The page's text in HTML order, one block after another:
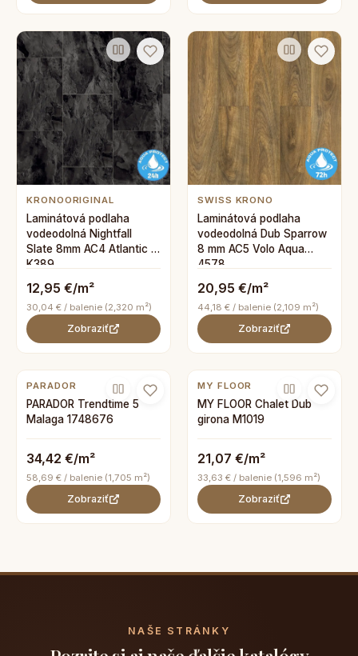
KRONOORIGINAL
Laminátová podlaha
vodeodolná Nightfall
Slate 8mm AC4 Atlantic 8
K389
12,95 €/m²
30,04 € / balenie (2,320 m²)
Zobraziť
SWISS KRONO
Laminátová podlaha
vodeodolná Dub Sparrow
8 mm AC5 Volo Aqua
4578
20,95 €/m²
44,18 € / balenie (2,109 m²)
Zobraziť
PARADOR
PARADOR Trendtime 5
Malaga 1748676
34,42 €/m²
58,69 € / balenie (1,705 m²)
Zobraziť
MY FLOOR
MY FLOOR Chalet Dub
girona M1019
21,07 €/m²
33,63 € / balenie (1,596 m²)
Zobraziť
NAŠE STRÁNKY